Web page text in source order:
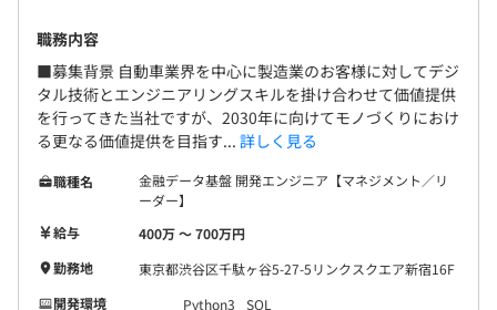
【チーム開発体制】
案件にもよりますが、一つのチームに社内メンバーは1名
～5名程度。
員と協働し、研究開発などを行う部署もあるため、
さまざまな人とのつながりを持つことができます。
昇給：年1回（1月）
賞与：年2回（8月・2月）
社会保険完備（健康保険・厚生年金加入・雇用保険・労災
保険・介護保険）、団体長期障害所得補償保険（GLTD）
職務内容
■募集背景 自動車業界を中心に製造業のお客様に対してデジ
タル技術とエンジニアリングスキルを掛け合わせて価値提供
を行ってきた当社ですが、2030年に向けてモノづくりにおけ
る更なる価値提供を目指す... 詳しく見る
職種名
金融データ基盤 開発エンジニア【マネジメント／リ
ーダー】
給与
400万 〜 700万円
勤務地
東京都渋谷区千駄ヶ谷5-27-5リンクスクエア新宿16F
開発環境
Python3 SQL